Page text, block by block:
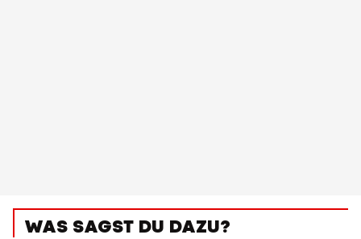
WAS SAGST DU DAZU?